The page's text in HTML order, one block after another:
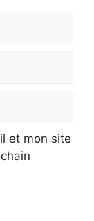
et mon site